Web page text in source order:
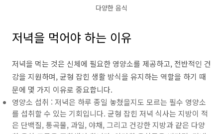
다양한 음식
저녁을 먹어야 하는 이유
저녁을 먹는 것은 신체에 필요한 영양소를 제공하고, 전반적인 건
강을 지원하며, 균형 잡힌 생활 방식을 유지하는 역할을 하기 때
문에 몇 가지 이유로 중요합니다.
영양소 섭취 : 저녁은 하루 종일 놓쳤을지도 모르는 필수 영양소
를 섭취할 수 있는 기회입니다. 균형 잡힌 저녁 식사는 지방이 적
은 단백질, 통곡물, 과일, 야채, 그리고 건강한 지방과 같은 다양